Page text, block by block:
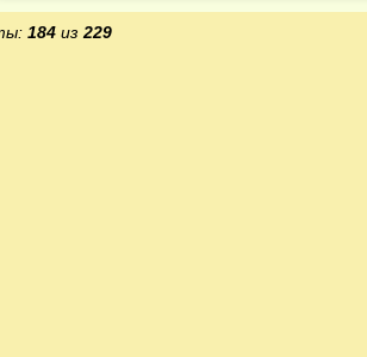
184 из 229